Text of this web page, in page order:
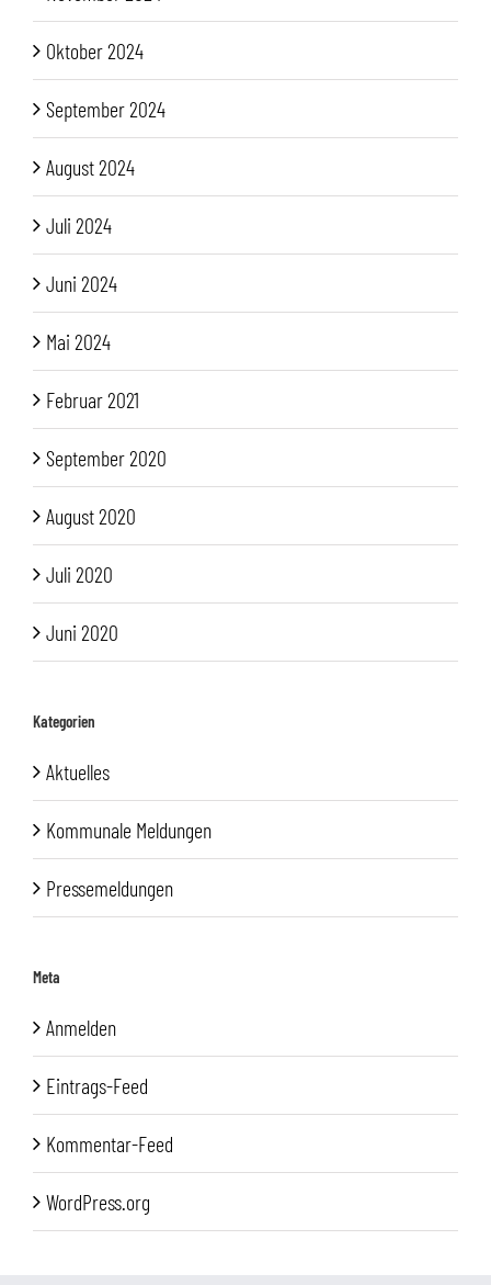
Oktober 2024
September 2024
August 2024
Juli 2024
Juni 2024
Mai 2024
Februar 2021
September 2020
August 2020
Juli 2020
Juni 2020
Kategorien
Aktuelles
Kommunale Meldungen
Pressemeldungen
Meta
Anmelden
Eintrags-Feed
Kommentar-Feed
WordPress.org